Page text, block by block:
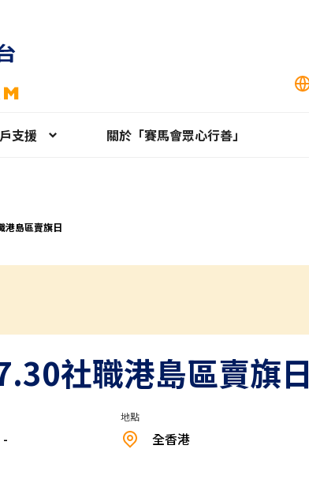
支援 關於「賽馬會眾心行善」
港島區賣旗日
社職港島區賣旗日
地點
全香港